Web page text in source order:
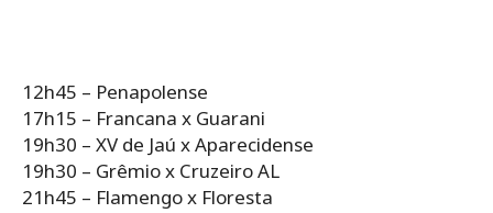
12h45 – Penapolense
17h15 – Francana x Guarani
19h30 – XV de Jaú x Aparecidense
19h30 – Grêmio x Cruzeiro AL
21h45 – Flamengo x Floresta